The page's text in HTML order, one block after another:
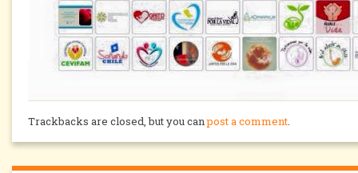
Trackbacks are closed, but you canpost a comment.